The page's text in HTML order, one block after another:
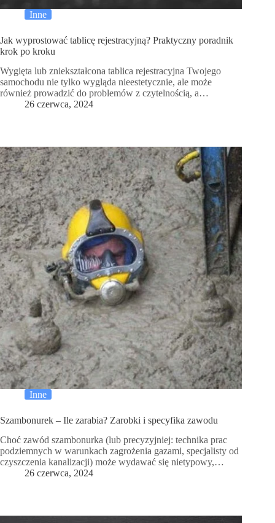
Inne
Jak wyprostować tablicę rejestracyjną? Praktyczny poradnik
krok po kroku
Wygięta lub zniekształcona tablica rejestracyjna Twojego
samochodu nie tylko wygląda nieestetycznie, ale może
również prowadzić do problemów z czytelnością, a…
26 czerwca, 2024
Inne
Szambonurek – Ile zarabia? Zarobki i specyfika zawodu
Choć zawód szambonurka (lub precyzyjniej: technika prac
podziemnych w warunkach zagrożenia gazami, specjalisty od
czyszczenia kanalizacji) może wydawać się nietypowy,…
26 czerwca, 2024